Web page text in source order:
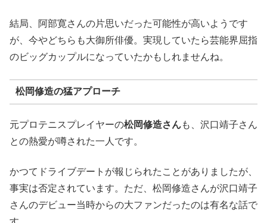
結局、阿部寛さんの片思いだった可能性が高いようです
が、今やどちらも大御所俳優。実現していたら芸能界屈指
のビッグカップルになっていたかもしれませんね。
松岡修造の猛アプローチ
元プロテニスプレイヤーの松岡修造さんも、沢口靖子さん
との熱愛が噂された一人です。
かつてドライブデートが報じられたことがありましたが、
事実は否定されています。ただ、松岡修造さんが沢口靖子
さんのデビュー当時からの大ファンだったのは有名な話で